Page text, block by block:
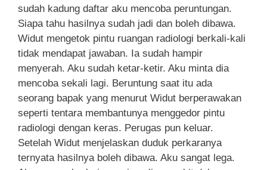
sudah kadung daftar aku mencoba peruntungan.
Siapa tahu hasilnya sudah jadi dan boleh dibawa.
Widut mengetok pintu ruangan radiologi berkali-kali
tidak mendapat jawaban. Ia sudah hampir
menyerah. Aku sudah ketar-ketir. Aku minta dia
mencoba sekali lagi. Beruntung saat itu ada
seorang bapak yang menurut Widut berperawakan
seperti tentara membantunya menggedor pintu
radiologi dengan keras. Perugas pun keluar.
Setelah Widut menjelaskan duduk perkaranya
ternyata hasilnya boleh dibawa. Aku sangat lega.